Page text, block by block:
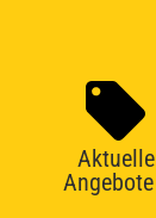
Aktuelle
Angebote